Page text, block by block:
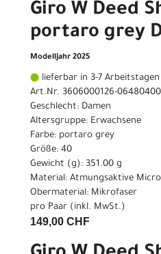
Giro W Deed
portaro grey
Modelljahr 2025
lieferbar in 3-7 Arbeitstagen
Art.Nr. 3606000126-06480400
Geschlecht: Damen
Altersgruppe: Erwachsene
Farbe: portaro grey
Größe: 40
Gewicht (g): 351.00 g
Material: Atmungsaktive
Obermaterial: Mikrofaser
pro Paar (inkl. MwSt.)
149,00 CHF